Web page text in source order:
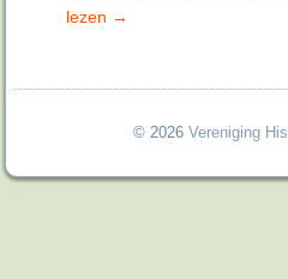
lezen →
© 2026 Vereniging